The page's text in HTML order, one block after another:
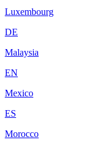
Luxembourg
DE
Malaysia
EN
Mexico
ES
Morocco